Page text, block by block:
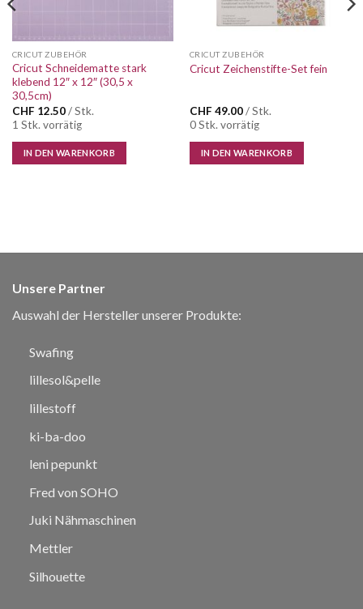
CRICUT ZUBEHÖR
Cricut Schneidematte stark
klebend 12″ x 12″ (30,5 x
30,5cm)
CHF 12.50/ Stk.
1 Stk. vorrätig
IN DEN WARENKORB
CRICUT ZUBEHÖR
Cricut Zeichenstifte-Set fein
CHF 49.00/ Stk.
0 Stk. vorrätig
IN DEN WARENKORB
Unsere Partner
Auswahl der Hersteller unserer Produkte:
Swafing
lillesol&pelle
lillestoff
ki-ba-doo
leni pepunkt
Fred von SOHO
Juki Nähmaschinen
Mettler
Silhouette